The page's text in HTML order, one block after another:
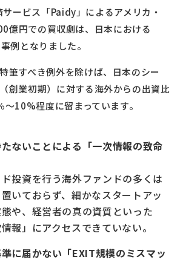
ービス「Paidy」によるアメリカ・
億円での買収劇は、日本における
例となりました。
筆すべき例外を除けば、日本のシー
創業初期）に対する海外からの出資比
10%程度に留まっています。
ないことによる「一次情報の致命
投資を行う海外ファンドの多くは
いておらず、細かなスタートアッ
や、経営者の真の資質といった
情報」にアクセスできていない。
に届かない「EXIT規模のミスマッ